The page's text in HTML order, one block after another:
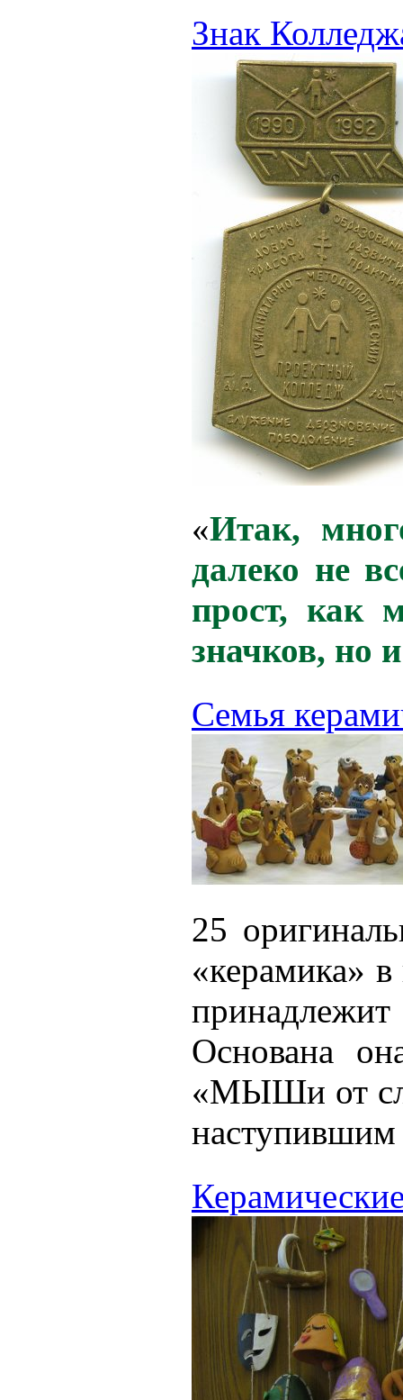
Знак
«Итак,
далеко не
прост, как
значков, но
Семья
25
«керамика»
Основана
«МЫШи от